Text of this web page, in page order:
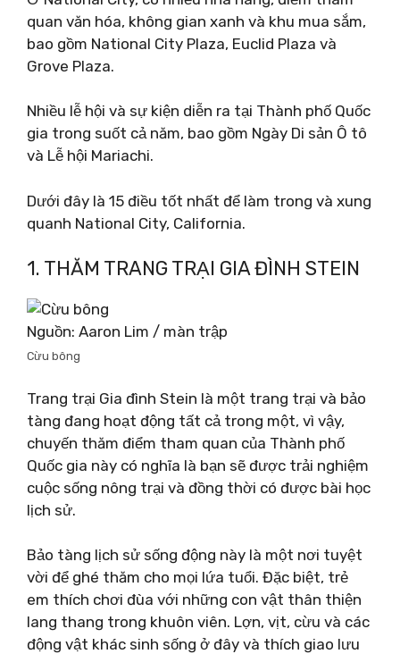
quan văn hóa, không gian xanh và khu mua sắm,
bao gồm National City Plaza, Euclid Plaza và
Grove Plaza.
Nhiều lễ hội và sự kiện diễn ra tại Thành phố Quốc
gia trong suốt cả năm, bao gồm Ngày Di sản Ô tô
và Lễ hội Mariachi.
Dưới đây là 15 điều tốt nhất để làm trong và xung
quanh National City, California.
1. THĂM TRANG TRẠI GIA ĐÌNH STEIN
Nguồn: Aaron Lim / màn trập
Cừu bông
Trang trại Gia đình Stein là một trang trại và bảo
tàng đang hoạt động tất cả trong một, vì vậy,
chuyến thăm điểm tham quan của Thành phố
Quốc gia này có nghĩa là bạn sẽ được trải nghiệm
cuộc sống nông trại và đồng thời có được bài học
lịch sử.
Bảo tàng lịch sử sống động này là một nơi tuyệt
vời để ghé thăm cho mọi lứa tuổi. Đặc biệt, trẻ
em thích chơi đùa với những con vật thân thiện
lang thang trong khuôn viên. Lợn, vịt, cừu và các
động vật khác sinh sống ở đây và thích giao lưu